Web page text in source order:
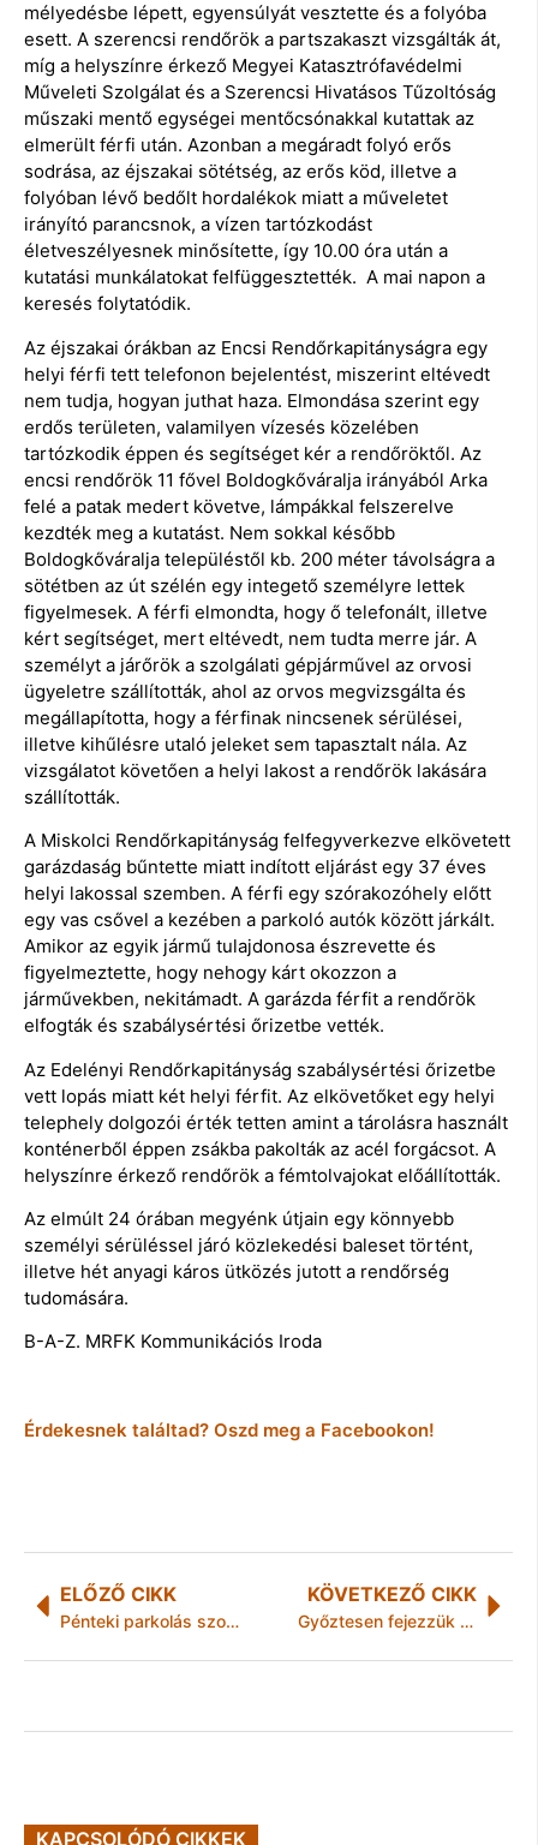
mélyedésbe lépett, egyensúlyát vesztette és a folyóba
esett. A szerencsi rendőrök a partszakaszt vizsgálták át,
míg a helyszínre érkező Megyei Katasztrófavédelmi
Műveleti Szolgálat és a Szerencsi Hivatásos Tűzoltóság
műszaki mentő egységei mentőcsónakkal kutattak az
elmerült férfi után. Azonban a megáradt folyó erős
sodrása, az éjszakai sötétség, az erős köd, illetve a
folyóban lévő bedőlt hordalékok miatt a műveletet
irányító parancsnok, a vízen tartózkodást
életveszélyesnek minősítette, így 10.00 óra után a
kutatási munkálatokat felfüggesztették. A mai napon a
keresés folytatódik.
Az éjszakai órákban az Encsi Rendőrkapitányságra egy
helyi férfi tett telefonon bejelentést, miszerint eltévedt
nem tudja, hogyan juthat haza. Elmondása szerint egy
erdős területen, valamilyen vízesés közelében
tartózkodik éppen és segítséget kér a rendőröktől. Az
encsi rendőrök 11 fővel Boldogkőváralja irányából Arka
felé a patak medert követve, lámpákkal felszerelve
kezdték meg a kutatást. Nem sokkal később
Boldogkőváralja településtől kb. 200 méter távolságra a
sötétben az út szélén egy integető személyre lettek
figyelmesek. A férfi elmondta, hogy ő telefonált, illetve
kért segítséget, mert eltévedt, nem tudta merre jár. A
személyt a járőrök a szolgálati gépjárművel az orvosi
ügyeletre szállították, ahol az orvos megvizsgálta és
megállapította, hogy a férfinak nincsenek sérülései,
illetve kihűlésre utaló jeleket sem tapasztalt nála. Az
vizsgálatot követően a helyi lakost a rendőrök lakására
szállították.
A Miskolci Rendőrkapitányság felfegyverkezve elkövetett
garázdaság bűntette miatt indított eljárást egy 37 éves
helyi lakossal szemben. A férfi egy szórakozóhely előtt
egy vas csővel a kezében a parkoló autók között járkált.
Amikor az egyik jármű tulajdonosa észrevette és
figyelmeztette, hogy nehogy kárt okozzon a
járművekben, nekitámadt. A garázda férfit a rendőrök
elfogták és szabálysértési őrizetbe vették.
Az Edelényi Rendőrkapitányság szabálysértési őrizetbe
vett lopás miatt két helyi férfit. Az elkövetőket egy helyi
telephely dolgozói érték tetten amint a tárolásra használt
konténerből éppen zsákba pakolták az acél forgácsot. A
helyszínre érkező rendőrök a fémtolvajokat előállították.
Az elmúlt 24 órában megyénk útjain egy könnyebb
személyi sérüléssel járó közlekedési baleset történt,
illetve hét anyagi káros ütközés jutott a rendőrség
tudomására.
B-A-Z. MRFK Kommunikációs Iroda
Érdekesnek találtad? Oszd meg a Facebookon!
ELŐZŐ CIKK
Pénteki parkolás szombaton!
KÖVETKEZŐ CIKK
Győztesen fejezzük be Budapest ostromát!
KAPCSOLÓDÓ CIKKEK